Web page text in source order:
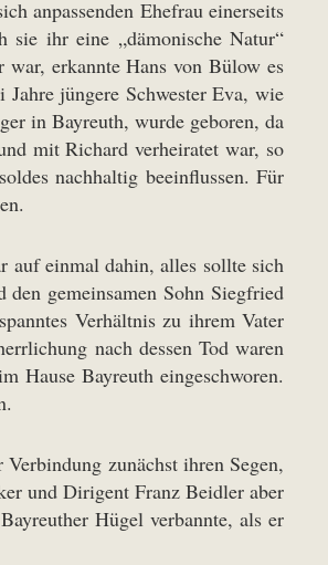
anpassenden Ehefrau einerseits
sie ihr eine „dämonische Natur“
erkannte Hans von Bülow es
jüngere Schwester Eva, wie
in Bayreuth, wurde geboren, da
mit Richard verheiratet war, so
nachhaltig beeinflussen. Für
auf einmal dahin, alles sollte sich
gemeinsamen Sohn Siegfried
Verhältnis zu ihrem Vater
nach dessen Tod waren
Hause Bayreuth eingeschworen.
zunächst ihren Segen,
und Dirigent Franz Beidler aber
Hügel verbannte, als er